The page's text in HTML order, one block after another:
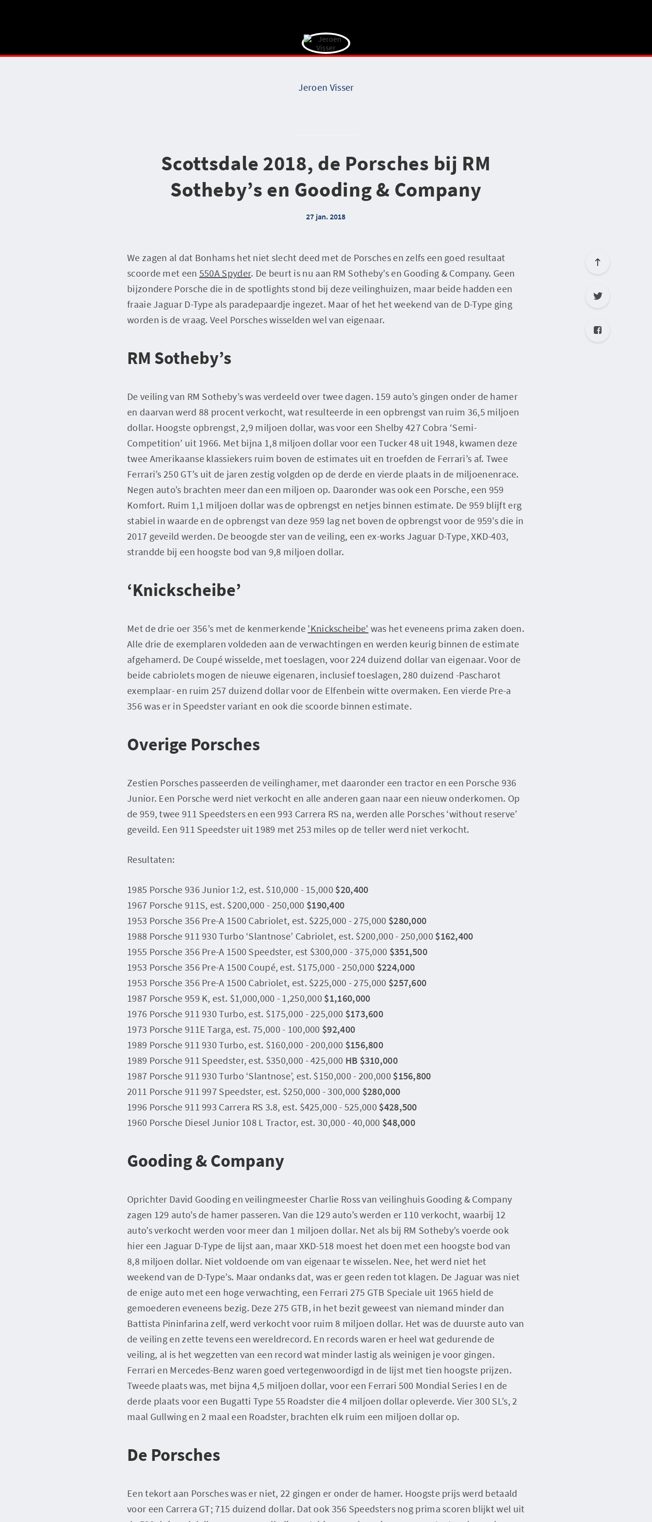
Jeroen Visser
Scottsdale 2018, de Porsches bij RM
Sotheby’s en Gooding & Company
27 jan. 2018
We zagen al dat Bonhams het niet slecht deed met de Porsches en zelfs een goed resultaat
scoorde met een 550A Spyder. De beurt is nu aan RM Sotheby’s en Gooding & Company. Geen
bijzondere Porsche die in de spotlights stond bij deze veilinghuizen, maar beide hadden een
fraaie Jaguar D-Type als paradepaardje ingezet. Maar of het het weekend van de D-Type ging
worden is de vraag. Veel Porsches wisselden wel van eigenaar.
RM Sotheby’s
De veiling van RM Sotheby’s was verdeeld over twee dagen. 159 auto’s gingen onder de hamer
en daarvan werd 88 procent verkocht, wat resulteerde in een opbrengst van ruim 36,5 miljoen
dollar. Hoogste opbrengst, 2,9 miljoen dollar, was voor een Shelby 427 Cobra ‘Semi-
Competition’ uit 1966. Met bijna 1,8 miljoen dollar voor een Tucker 48 uit 1948, kwamen deze
twee Amerikaanse klassiekers ruim boven de estimates uit en troefden de Ferrari’s af. Twee
Ferrari’s 250 GT’s uit de jaren zestig volgden op de derde en vierde plaats in de miljoenenrace.
Negen auto’s brachten meer dan een miljoen op. Daaronder was ook een Porsche, een 959
Komfort. Ruim 1,1 miljoen dollar was de opbrengst en netjes binnen estimate. De 959 blijft erg
stabiel in waarde en de opbrengst van deze 959 lag net boven de opbrengst voor de 959’s die in
2017 geveild werden. De beoogde ster van de veiling, een ex-works Jaguar D-Type, XKD-403,
strandde bij een hoogste bod van 9,8 miljoen dollar.
‘Knickscheibe’
Met de drie oer 356’s met de kenmerkende 'Knickscheibe' was het eveneens prima zaken doen.
Alle drie de exemplaren voldeden aan de verwachtingen en werden keurig binnen de estimate
afgehamerd. De Coupé wisselde, met toeslagen, voor 224 duizend dollar van eigenaar. Voor de
beide cabriolets mogen de nieuwe eigenaren, inclusief toeslagen, 280 duizend -Pascharot
exemplaar- en ruim 257 duizend dollar voor de Elfenbein witte overmaken. Een vierde Pre-a
356 was er in Speedster variant en ook die scoorde binnen estimate.
Overige Porsches
Zestien Porsches passeerden de veilinghamer, met daaronder een tractor en een Porsche 936
Junior. Een Porsche werd niet verkocht en alle anderen gaan naar een nieuw onderkomen. Op
de 959, twee 911 Speedsters en een 993 Carrera RS na, werden alle Porsches ‘without reserve’
geveild. Een 911 Speedster uit 1989 met 253 miles op de teller werd niet verkocht.
Resultaten:
1985 Porsche 936 Junior 1:2, est. $10,000 - 15,000 $20,400
1967 Porsche 911S, est. $200,000 - 250,000 $190,400
1953 Porsche 356 Pre-A 1500 Cabriolet, est. $225,000 - 275,000 $280,000
1988 Porsche 911 930 Turbo ‘Slantnose’ Cabriolet, est. $200,000 - 250,000 $162,400
1955 Porsche 356 Pre-A 1500 Speedster, est $300,000 - 375,000 $351,500
1953 Porsche 356 Pre-A 1500 Coupé, est. $175,000 - 250,000 $224,000
1953 Porsche 356 Pre-A 1500 Cabriolet, est. $225,000 - 275,000 $257,600
1987 Porsche 959 K, est. $1,000,000 - 1,250,000 $1,160,000
1976 Porsche 911 930 Turbo, est. $175,000 - 225,000 $173,600
1973 Porsche 911E Targa, est. 75,000 - 100,000 $92,400
1989 Porsche 911 930 Turbo, est. $160,000 - 200,000 $156,800
1989 Porsche 911 Speedster, est. $350,000 - 425,000 HB $310,000
1987 Porsche 911 930 Turbo ‘Slantnose’, est. $150,000 - 200,000 $156,800
2011 Porsche 911 997 Speedster, est. $250,000 - 300,000 $280,000
1996 Porsche 911 993 Carrera RS 3.8, est. $425,000 - 525,000 $428,500
1960 Porsche Diesel Junior 108 L Tractor, est. 30,000 - 40,000 $48,000
Gooding & Company
Oprichter David Gooding en veilingmeester Charlie Ross van veilinghuis Gooding & Company
zagen 129 auto’s de hamer passeren. Van die 129 auto’s werden er 110 verkocht, waarbij 12
auto’s verkocht werden voor meer dan 1 miljoen dollar. Net als bij RM Sotheby’s voerde ook
hier een Jaguar D-Type de lijst aan, maar XKD-518 moest het doen met een hoogste bod van
8,8 miljoen dollar. Niet voldoende om van eigenaar te wisselen. Nee, het werd niet het
weekend van de D-Type’s. Maar ondanks dat, was er geen reden tot klagen. De Jaguar was niet
de enige auto met een hoge verwachting, een Ferrari 275 GTB Speciale uit 1965 hield de
gemoederen eveneens bezig. Deze 275 GTB, in het bezit geweest van niemand minder dan
Battista Pininfarina zelf, werd verkocht voor ruim 8 miljoen dollar. Het was de duurste auto van
de veiling en zette tevens een wereldrecord. En records waren er heel wat gedurende de
veiling, al is het wegzetten van een record wat minder lastig als weinigen je voor gingen.
Ferrari en Mercedes-Benz waren goed vertegenwoordigd in de lijst met tien hoogste prijzen.
Tweede plaats was, met bijna 4,5 miljoen dollar, voor een Ferrari 500 Mondial Series I en de
derde plaats voor een Bugatti Type 55 Roadster die 4 miljoen dollar opleverde. Vier 300 SL’s, 2
maal Gullwing en 2 maal een Roadster, brachten elk ruim een miljoen dollar op.
De Porsches
Een tekort aan Porsches was er niet, 22 gingen er onder de hamer. Hoogste prijs werd betaald
voor een Carrera GT; 715 duizend dollar. Dat ook 356 Speedsters nog prima scoren blijkt wel uit